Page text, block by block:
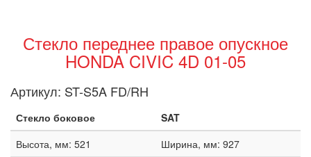
Стекло переднее правое опускное
HONDA CIVIC 4D 01-05
Артикул: ST-S5A FD/RH
Стекло боковое
SAT
Высота, мм: 521
Ширина, мм: 927